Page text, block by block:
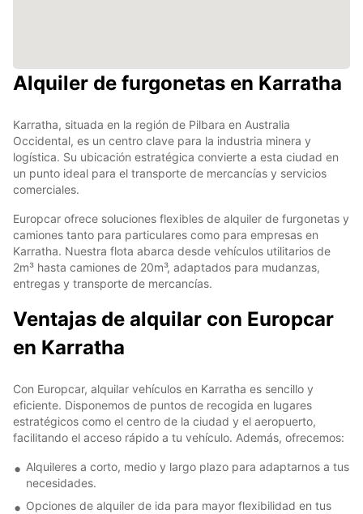
Alquiler de furgonetas en Karratha
Karratha, situada en la región de Pilbara en Australia
Occidental, es un centro clave para la industria minera y
logística. Su ubicación estratégica convierte a esta ciudad en
un punto ideal para el transporte de mercancías y servicios
comerciales.
Europcar ofrece soluciones flexibles de alquiler de furgonetas y
camiones tanto para particulares como para empresas en
Karratha. Nuestra flota abarca desde vehículos utilitarios de
2m³ hasta camiones de 20m³, adaptados para mudanzas,
entregas y transporte de mercancías.
Ventajas de alquilar con Europcar
en Karratha
Con Europcar, alquilar vehículos en Karratha es sencillo y
eficiente. Disponemos de puntos de recogida en lugares
estratégicos como el centro de la ciudad y el aeropuerto,
facilitando el acceso rápido a tu vehículo. Además, ofrecemos:
Alquileres a corto, medio y largo plazo para adaptarnos a tus
necesidades.
Opciones de alquiler de ida para mayor flexibilidad en tus